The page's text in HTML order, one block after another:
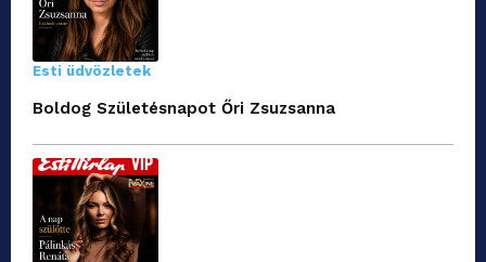
Esti üdvözletek
Boldog Születésnapot Őri Zsuzsanna